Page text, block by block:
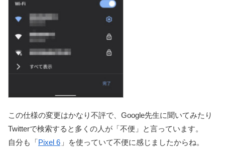
この仕様の変更はかなり不評で、Google先生に聞いてみたり
Twitterで検索すると多くの人が「不便」と言っています。
自分も「Pixel 6 」を使っていて不便に感じましたからね。